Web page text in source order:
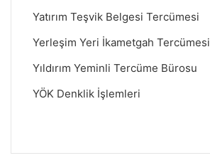
Yatırım Teşvik Belgesi Tercümesi
Yerleşim Yeri İkametgah Tercümesi
Yıldırım Yeminli Tercüme Bürosu
YÖK Denklik İşlemleri